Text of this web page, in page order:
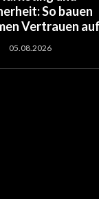
So bauen
Vertrauen auf
05.08.2026